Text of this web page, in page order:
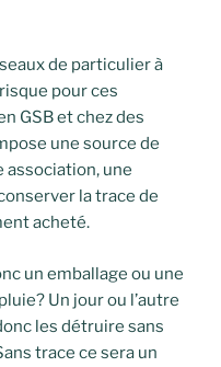
de particulier à
pour ces
GSB et chez des
une source de
une
la trace de
acheté.
un emballage ou une
Un jour ou l’autre
les détruire sans
trace ce sera un